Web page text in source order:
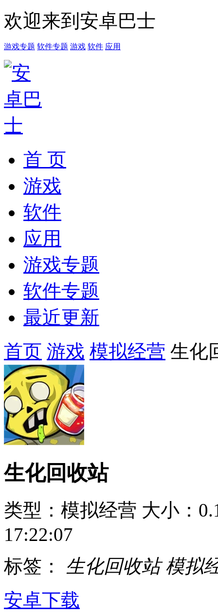
欢迎来到安卓巴士
游戏专题 软件专题 游戏 软件 应用
首 页
游戏
软件
应用
游戏专题
软件专题
最近更新
首页 游戏 模拟经营 生化
生化回收站
类型：模拟经营 大小：
17:22:07
标签： 生化回收站 模拟
安卓下载